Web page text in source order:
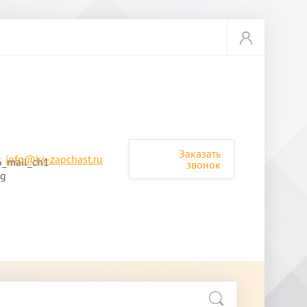
info@ks-zapchast.ru
Заказать
звонок